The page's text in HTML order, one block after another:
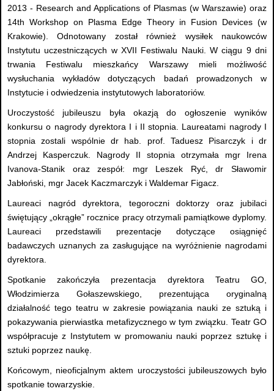
2013 - Research and Applications of Plasmas (w Warszawie) oraz
14th Workshop on Plasma Edge Theory in Fusion Devices (w
Krakowie). Odnotowany został również wysiłek naukowców
Instytutu uczestniczących w XVII Festiwalu Nauki. W ciągu 9 dni
trwania Festiwalu mieszkańcy Warszawy mieli możliwość
wysłuchania wykładów dotyczących badań prowadzonych w
Instytucie i odwiedzenia instytutowych laboratoriów.
Uroczystość jubileuszu była okazją do ogłoszenie wyników
konkursu o nagrody dyrektora I i II stopnia. Laureatami nagrody I
stopnia zostali wspólnie dr hab. prof. Taduesz Pisarczyk i dr
Andrzej Kasperczuk. Nagrody II stopnia otrzymała mgr Irena
Ivanova-Stanik oraz zespół: mgr Leszek Ryć, dr Sławomir
Jabłoński, mgr Jacek Kaczmarczyk i Waldemar Figacz.
Laureaci nagród dyrektora, tegoroczni doktorzy oraz jubilaci
świętujący „okrągłe” rocznice pracy otrzymali pamiątkowe dyplomy.
Laureaci przedstawili prezentacje dotyczące osiągnięć
badawczych uznanych za zasługujące na wyróżnienie nagrodami
dyrektora.
Spotkanie zakończyła prezentacja dyrektora Teatru GO,
Włodzimierza Gołaszewskiego, prezentująca oryginalną
działalność tego teatru w zakresie powiązania nauki ze sztuką i
pokazywania pierwiastka metafizycznego w tym związku. Teatr GO
współpracuje z Instytutem w promowaniu nauki poprzez sztukę i
sztuki poprzez naukę.
Końcowym, nieoficjalnym aktem uroczystości jubileuszowych było
spotkanie towarzyskie.